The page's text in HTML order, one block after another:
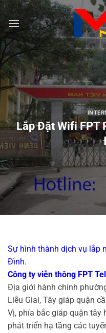
Chuyển
đến
nội
dung
Lắp Đặt Wifi FPT
Sự hình thành dịch vụ lắp
Đình.
Công ty viễn thông FPT
Địa giới hành chính
Liễu Giai, Tây giáp quận
Vị, phía bắc giáp quận tây
phát triển hạ tầng các